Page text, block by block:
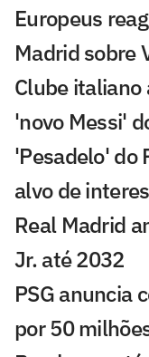
Europeus
Madrid sobre
Clube italiano
'novo Messi'
'Pesadelo' do
alvo de
Real Madrid
Jr. até 2032
PSG anuncia
por 50